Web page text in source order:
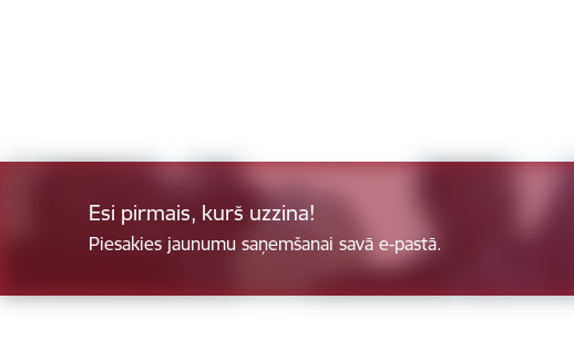
Esi pirmais, kurš uzzina!
Piesakies jaunumu saņemšanai savā e-pastā.